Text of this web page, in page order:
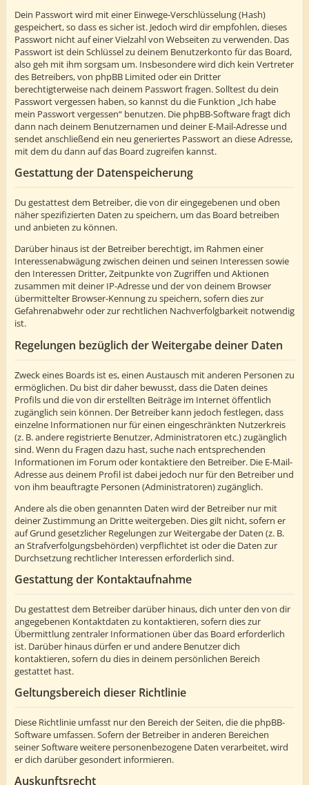
Dein Passwort wird mit einer Einwege-Verschlüsselung (Hash)
gespeichert, so dass es sicher ist. Jedoch wird dir empfohlen, dieses
Passwort nicht auf einer Vielzahl von Webseiten zu verwenden. Das
Passwort ist dein Schlüssel zu deinem Benutzerkonto für das Board,
also geh mit ihm sorgsam um. Insbesondere wird dich kein Vertreter
des Betreibers, von phpBB Limited oder ein Dritter
berechtigterweise nach deinem Passwort fragen. Solltest du dein
Passwort vergessen haben, so kannst du die Funktion „Ich habe
mein Passwort vergessen“ benutzen. Die phpBB-Software fragt dich
dann nach deinem Benutzernamen und deiner E-Mail-Adresse und
sendet anschließend ein neu generiertes Passwort an diese Adresse,
mit dem du dann auf das Board zugreifen kannst.
Gestattung der Datenspeicherung
Du gestattest dem Betreiber, die von dir eingegebenen und oben
näher spezifizierten Daten zu speichern, um das Board betreiben
und anbieten zu können.
Darüber hinaus ist der Betreiber berechtigt, im Rahmen einer
Interessenabwägung zwischen deinen und seinen Interessen sowie
den Interessen Dritter, Zeitpunkte von Zugriffen und Aktionen
zusammen mit deiner IP-Adresse und der von deinem Browser
übermittelter Browser-Kennung zu speichern, sofern dies zur
Gefahrenabwehr oder zur rechtlichen Nachverfolgbarkeit notwendig
ist.
Regelungen bezüglich der Weitergabe deiner Daten
Zweck eines Boards ist es, einen Austausch mit anderen Personen zu
ermöglichen. Du bist dir daher bewusst, dass die Daten deines
Profils und die von dir erstellten Beiträge im Internet öffentlich
zugänglich sein können. Der Betreiber kann jedoch festlegen, dass
einzelne Informationen nur für einen eingeschränkten Nutzerkreis
(z. B. andere registrierte Benutzer, Administratoren etc.) zugänglich
sind. Wenn du Fragen dazu hast, suche nach entsprechenden
Informationen im Forum oder kontaktiere den Betreiber. Die E-Mail-
Adresse aus deinem Profil ist dabei jedoch nur für den Betreiber und
von ihm beauftragte Personen (Administratoren) zugänglich.
Andere als die oben genannten Daten wird der Betreiber nur mit
deiner Zustimmung an Dritte weitergeben. Dies gilt nicht, sofern er
auf Grund gesetzlicher Regelungen zur Weitergabe der Daten (z. B.
an Strafverfolgungsbehörden) verpflichtet ist oder die Daten zur
Durchsetzung rechtlicher Interessen erforderlich sind.
Gestattung der Kontaktaufnahme
Du gestattest dem Betreiber darüber hinaus, dich unter den von dir
angegebenen Kontaktdaten zu kontaktieren, sofern dies zur
Übermittlung zentraler Informationen über das Board erforderlich
ist. Darüber hinaus dürfen er und andere Benutzer dich
kontaktieren, sofern du dies in deinem persönlichen Bereich
gestattet hast.
Geltungsbereich dieser Richtlinie
Diese Richtlinie umfasst nur den Bereich der Seiten, die die phpBB-
Software umfassen. Sofern der Betreiber in anderen Bereichen
seiner Software weitere personenbezogene Daten verarbeitet, wird
er dich darüber gesondert informieren.
Auskunftsrecht